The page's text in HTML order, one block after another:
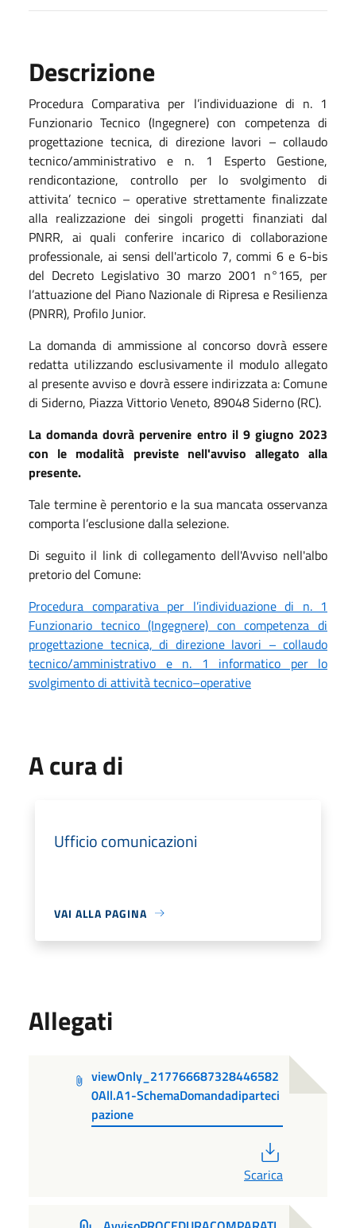
Descrizione
Procedura Comparativa per l’individuazione di n. 1
Funzionario Tecnico (Ingegnere) con competenza di
progettazione tecnica, di direzione lavori – collaudo
tecnico/amministrativo e n. 1 Esperto Gestione,
rendicontazione, controllo per lo svolgimento di
attivita’ tecnico – operative strettamente finalizzate
alla realizzazione dei singoli progetti finanziati dal
PNRR, ai quali conferire incarico di collaborazione
professionale, ai sensi dell'articolo 7, commi 6 e 6-bis
del Decreto Legislativo 30 marzo 2001 n°165, per
l’attuazione del Piano Nazionale di Ripresa e Resilienza
(PNRR), Profilo Junior.
La domanda di ammissione al concorso dovrà essere
redatta utilizzando esclusivamente il modulo allegato
al presente avviso e dovrà essere indirizzata a: Comune
di Siderno, Piazza Vittorio Veneto, 89048 Siderno (RC).
La domanda dovrà pervenire entro il 9 giugno 2023
con le modalità previste nell'avviso allegato alla
presente.
Tale termine è perentorio e la sua mancata osservanza
comporta l’esclusione dalla selezione.
Di seguito il link di collegamento dell'Avviso nell'albo
pretorio del Comune:
Procedura comparativa per l’individuazione di n. 1
Funzionario tecnico (Ingegnere) con competenza di
progettazione tecnica, di direzione lavori – collaudo
tecnico/amministrativo e n. 1 informatico per lo
svolgimento di attività tecnico–operative
A cura di
Ufficio comunicazioni
VAI ALLA PAGINA
Allegati
viewOnly_217766687328446582
0All.A1-SchemaDomandadiparteci
pazione
Scarica